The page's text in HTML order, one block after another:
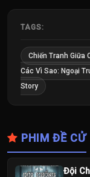
TAGS:
Chiến Tranh Giữa
Các Vì Sao: Ngoại
Story
PHIM ĐỀ CỬ
Đội